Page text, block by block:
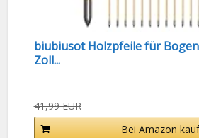
biubiusot Holzpfeile für
Zoll...
41,99 EUR
Bei Amazon